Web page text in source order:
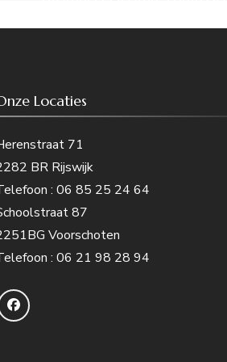
Locaties
71
BR Rijswijk
: 06 85 25 24 64
87
Voorschoten
: 06 21 98 28 94